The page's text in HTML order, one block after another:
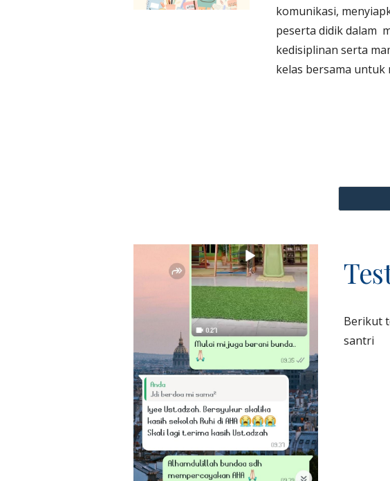
komunikasi,
peserta didik dalam
kedisiplinan serta
kelas bersama untuk
Berikut
santri